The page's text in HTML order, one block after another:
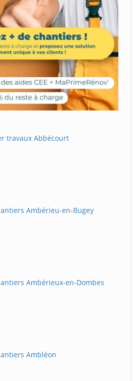
travaux Abbécourt
Ambérieu-en-Bugey
Ambérieux-en-Dombes
Ambléon